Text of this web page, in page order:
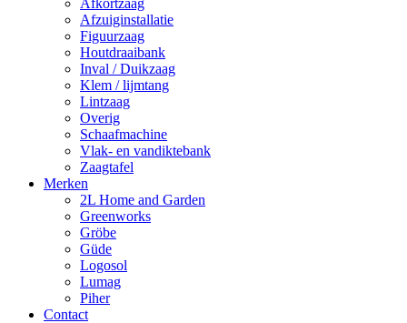
Afkortzaag
Afzuiginstallatie
Figuurzaag
Houtdraaibank
Inval / Duikzaag
Klem / lijmtang
Lintzaag
Overig
Schaafmachine
Vlak- en vandiktebank
Zaagtafel
Merken
2L Home and Garden
Greenworks
Gröbe
Güde
Logosol
Lumag
Piher
Contact